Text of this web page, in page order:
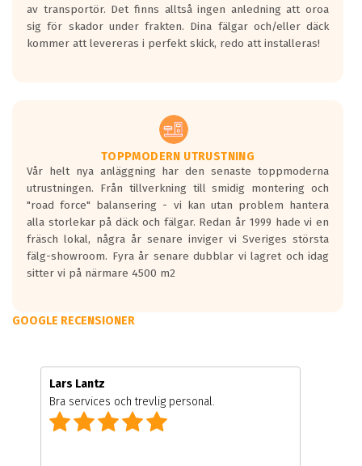
av transportör. Det finns alltså ingen anledning att oroa
sig för skador under frakten. Dina fälgar och/eller däck
kommer att levereras i perfekt skick, redo att installeras!
TOPPMODERN UTRUSTNING
Vår helt nya anläggning har den senaste toppmoderna
utrustningen. Från tillverkning till smidig montering och
"road force" balansering - vi kan utan problem hantera
alla storlekar på däck och fälgar. Redan år 1999 hade vi en
fräsch lokal, några år senare inviger vi Sveriges största
fälg-showroom. Fyra år senare dubblar vi lagret och idag
sitter vi på närmare 4500 m2
GOOGLE RECENSIONER
Lars Lantz
Bra services och trevlig personal.